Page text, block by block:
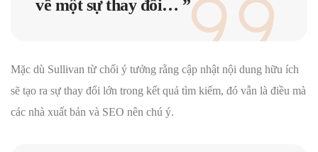
về một sự thay đổi… ”
Mặc dù Sullivan từ chối ý tưởng rằng cập nhật nội dung hữu ích
sẽ tạo ra sự thay đổi lớn trong kết quả tìm kiếm, đó vẫn là điều mà
các nhà xuất bản và SEO nên chú ý.